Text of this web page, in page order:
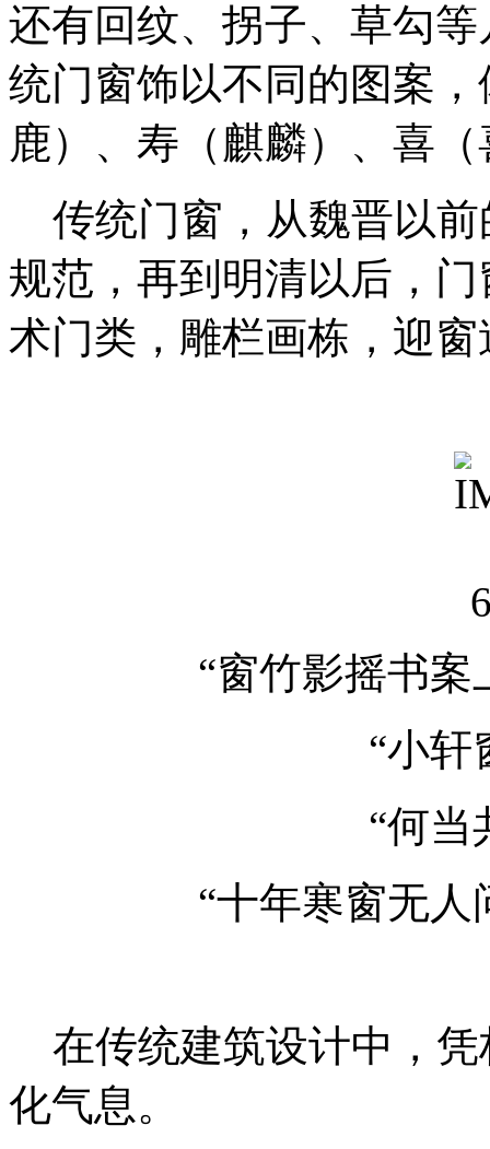
还有回纹、拐子、草勾
统门窗饰以不同的图案
鹿）、寿（麒麟）、喜
传统门窗，从魏晋以前
规范，再到明清以后，
术门类，雕栏画栋，迎
“窗竹影摇书案
“小轩
“何当
“十年寒窗无人
在传统建筑设计中，凭
化气息。